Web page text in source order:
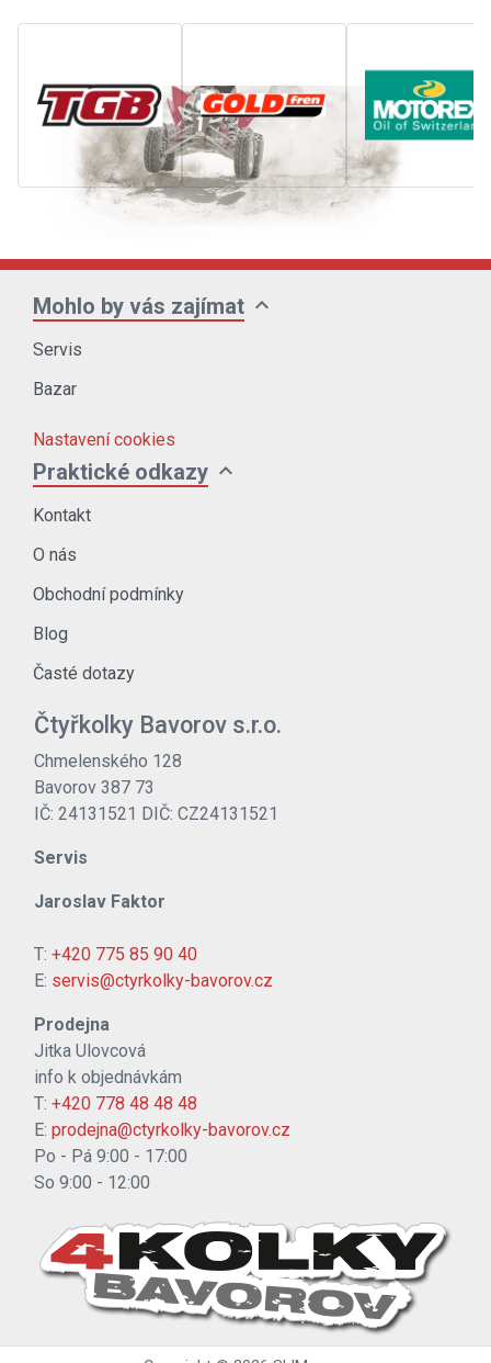
Mohlo by vás zajímat expand_more
Servis
Bazar
Nastavení cookies
Praktické odkazy expand_more
Kontakt
O nás
Obchodní podmínky
Blog
Časté dotazy
Čtyřkolky Bavorov s.r.o.
Chmelenského 128
Bavorov 387 73
IČ: 24131521 DIČ: CZ24131521
Servis
Jaroslav Faktor
T: +420 775 85 90 40
E: servis@ctyrkolky-bavorov.cz
Prodejna
Jitka Ulovcová
info k objednávkám
T: +420 778 48 48 48
E: prodejna@ctyrkolky-bavorov.cz
Po - Pá 9:00 - 17:00
So 9:00 - 12:00